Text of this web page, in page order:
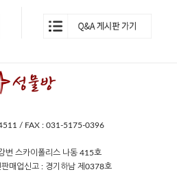
/ FAX : 031-5175-0396
변 스카이폴리스 나동 415호
매업신고 : 경기하남 제0378호